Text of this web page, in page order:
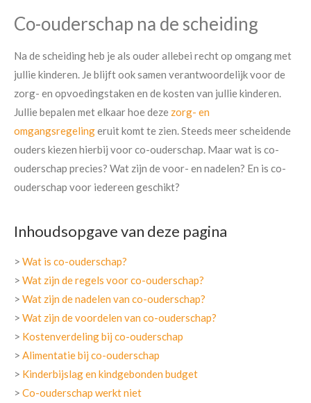
Co-ouderschap na de scheiding
Na de scheiding heb je als ouder allebei recht op omgang met
jullie kinderen. Je blijft ook samen verantwoordelijk voor de
zorg- en opvoedingstaken en de kosten van jullie kinderen.
Jullie bepalen met elkaar hoe deze zorg- en
omgangsregelingeruit komt te zien. Steeds meer scheidende
ouders kiezen hierbij voor co-ouderschap. Maar wat is co-
ouderschap precies? Wat zijn de voor- en nadelen? En is co-
ouderschap voor iedereen geschikt?
Inhoudsopgave van deze pagina
> Wat is co-ouderschap?
> Wat zijn de regels voor co-ouderschap?
> Wat zijn de nadelen van co-ouderschap?
> Wat zijn de voordelen van co-ouderschap?
> Kostenverdeling bij co-ouderschap
> Alimentatie bij co-ouderschap
> Kinderbijslag en kindgebonden budget
> Co-ouderschap werkt niet